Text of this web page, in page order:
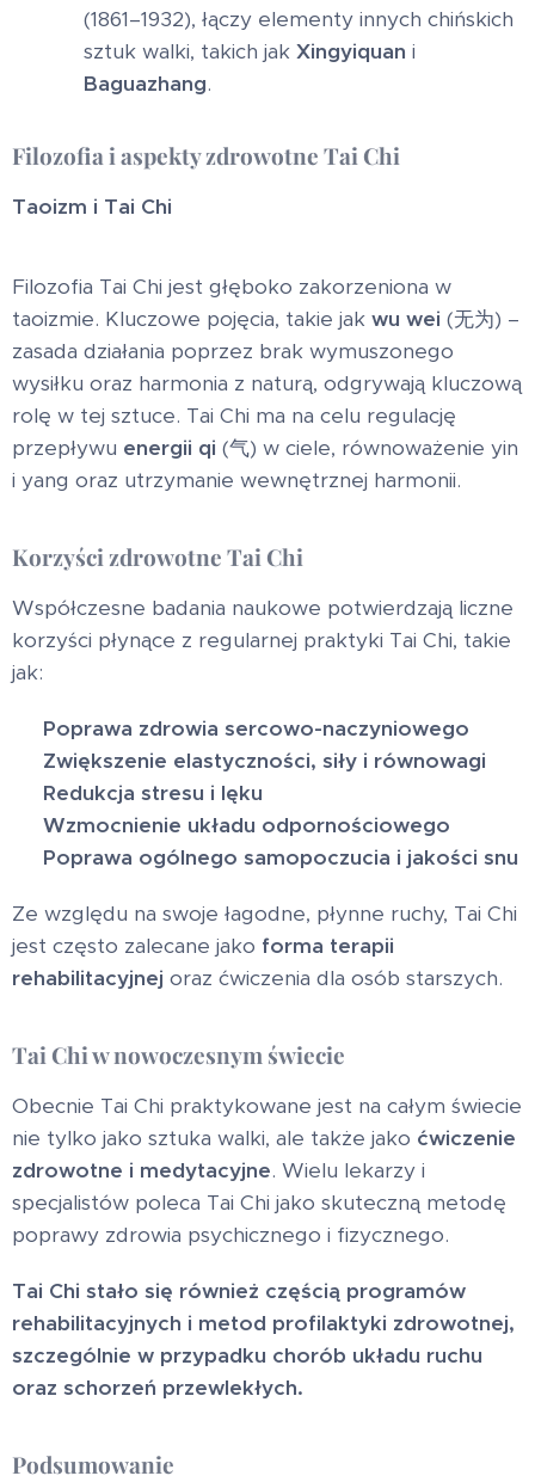
(1861–1932), łączy elementy innych chińskich
sztuk walki, takich jak Xingyiquan i
Baguazhang.
Filozofia i aspekty zdrowotne Tai Chi
Taoizm i Tai Chi
Filozofia Tai Chi jest głęboko zakorzeniona w
taoizmie. Kluczowe pojęcia, takie jak wu wei (无为) –
zasada działania poprzez brak wymuszonego
wysiłku oraz harmonia z naturą, odgrywają kluczową
rolę w tej sztuce. Tai Chi ma na celu regulację
przepływu energii qi (气) w ciele, równoważenie yin
i yang oraz utrzymanie wewnętrznej harmonii.
Korzyści zdrowotne Tai Chi
Współczesne badania naukowe potwierdzają liczne
korzyści płynące z regularnej praktyki Tai Chi, takie
jak:
Poprawa zdrowia sercowo-naczyniowego
Zwiększenie elastyczności, siły i równowagi
Redukcja stresu i lęku
Wzmocnienie układu odpornościowego
Poprawa ogólnego samopoczucia i jakości snu
Ze względu na swoje łagodne, płynne ruchy, Tai Chi
jest często zalecane jako forma terapii
rehabilitacyjnej oraz ćwiczenia dla osób starszych.
Tai Chi w nowoczesnym świecie
Obecnie Tai Chi praktykowane jest na całym świecie
nie tylko jako sztuka walki, ale także jako ćwiczenie
zdrowotne i medytacyjne. Wielu lekarzy i
specjalistów poleca Tai Chi jako skuteczną metodę
poprawy zdrowia psychicznego i fizycznego.
Tai Chi stało się również częścią programów
rehabilitacyjnych i metod profilaktyki zdrowotnej,
szczególnie w przypadku chorób układu ruchu
oraz schorzeń przewlekłych.
Podsumowanie